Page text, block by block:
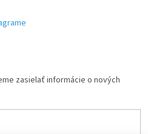
zasielať informácie o nových